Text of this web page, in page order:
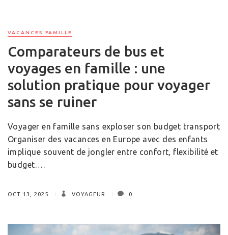
VACANCES FAMILLE
Comparateurs de bus et
voyages en famille : une
solution pratique pour voyager
sans se ruiner
Voyager en famille sans exploser son budget transport
Organiser des vacances en Europe avec des enfants
implique souvent de jongler entre confort, flexibilité et
budget….
OCT 13, 2025 VOYAGEUR 0